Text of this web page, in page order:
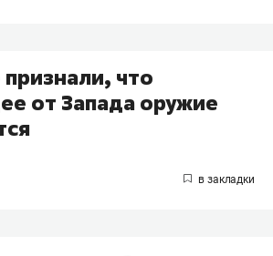
что
от Запада оружие